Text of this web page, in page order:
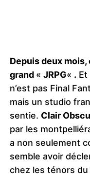
Depuis deux mois,
grand « JRPG« .
n’est pas Final
mais un studio
sentie. Clair
par les
a non seulement
semble avoir
chez les ténors